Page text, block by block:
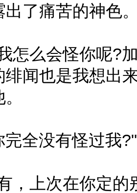
出了痛苦的神色
怎么会怪你呢?
绯闻也是我想出
全没有怪过我
，上次在你定的